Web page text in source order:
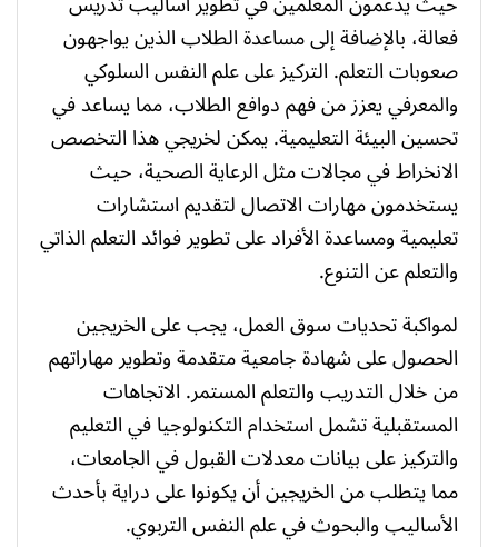
فعالة، بالإضافة إلى مساعدة الطلاب الذين يواجهون
صعوبات التعلم. التركيز على علم النفس السلوكي
والمعرفي يعزز من فهم دوافع الطلاب، مما يساعد في
تحسين البيئة التعليمية. يمكن لخريجي هذا التخصص
الانخراط في مجالات مثل الرعاية الصحية، حيث
يستخدمون مهارات الاتصال لتقديم استشارات
تعليمية ومساعدة الأفراد على تطوير فوائد التعلم الذاتي
والتعلم عن التنوع.
لمواكبة تحديات سوق العمل، يجب على الخريجين
الحصول على شهادة جامعية متقدمة وتطوير مهاراتهم
من خلال التدريب والتعلم المستمر. الاتجاهات
المستقبلية تشمل استخدام التكنولوجيا في التعليم
والتركيز على بيانات معدلات القبول في الجامعات،
مما يتطلب من الخريجين أن يكونوا على دراية بأحدث
الأساليب والبحوث في علم النفس التربوي.